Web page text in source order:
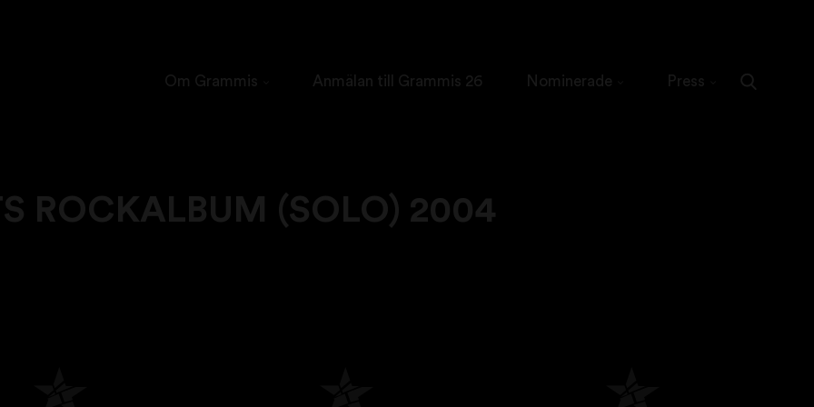
Om Grammis Anmälan till Grammis 26 Nominerade Press
ROCKALBUM (SOLO) 2004